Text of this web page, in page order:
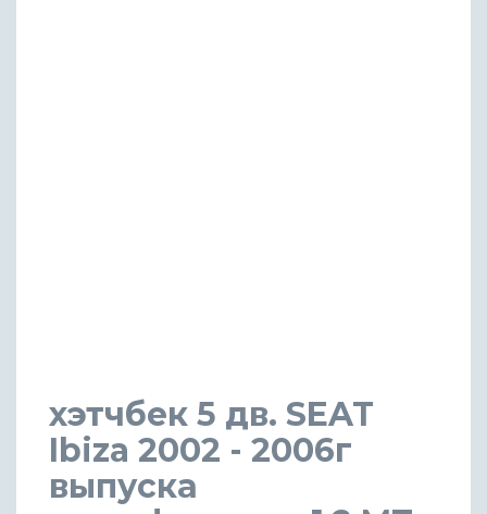
хэтчбек 5 дв. SEAT
Ibiza 2002 - 2006г
выпуска